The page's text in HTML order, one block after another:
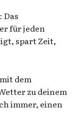
Das
für jeden
spart Zeit,
dem
zu deinem
immer, einen